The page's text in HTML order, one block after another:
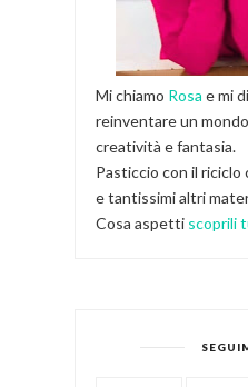
Mi chiamo Rosa e mi
reinventare un
creatività e fantasia.
Pasticcio con il riciclo
e tantissimi altri
Cosa aspetti scoprili